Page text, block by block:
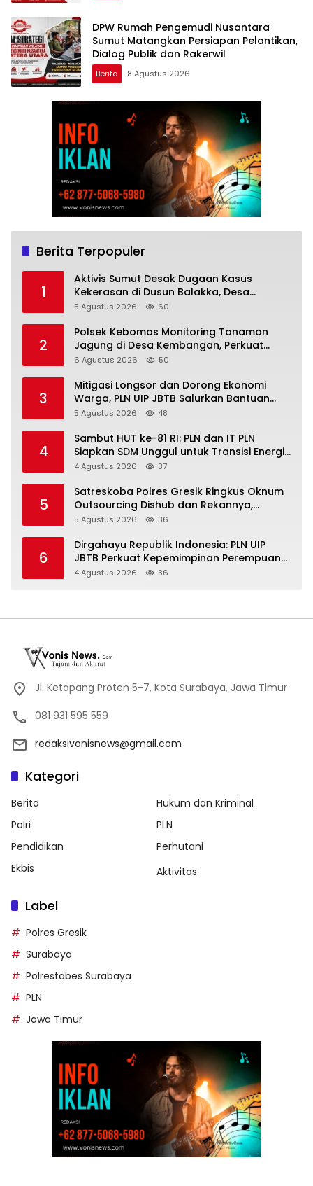
DPW Rumah Pengemudi Nusantara
Sumut Matangkan Persiapan Pelantikan,
Dialog Publik dan Rakerwil
Berita 8 Agustus 2026
Berita Terpopuler
1
Aktivis Sumut Desak Dugaan Kasus
Kekerasan di Dusun Balakka, Desa
Gunung Malintang Diusut Tuntas
5 Agustus 2026 60
2
Polsek Kebomas Monitoring Tanaman
Jagung di Desa Kembangan, Perkuat
Dukungan Ketahanan Pangan Nasional
6 Agustus 2026 50
3
Mitigasi Longsor dan Dorong Ekonomi
Warga, PLN UIP JBTB Salurkan Bantuan
Konservasi 4.000 Pohon Aren Genjah Asal
5 Agustus 2026 48
4
Sambut HUT ke-81 RI: PLN dan IT PLN
Siapkan SDM Unggul untuk Transisi Energi
Lewat Pelatihan Energi Terbarukan bagi
4 Agustus 2026 37
5
Satreskoba Polres Gresik Ringkus Oknum
Outsourcing Dishub dan Rekannya,
Diduga Edarkan Sabu Jaringan Bangkalan
5 Agustus 2026 36
6
Dirgahayu Republik Indonesia: PLN UIP
JBTB Perkuat Kepemimpinan Perempuan
melalui Srikandi Movement 2026
4 Agustus 2026 36
Jl. Ketapang Proten 5-7, Kota Surabaya, Jawa Timur
081 931 595 559
redaksivonisnews@gmail.com
Kategori
Berita
Hukum dan Kriminal
Polri
PLN
Pendidikan
Perhutani
Ekbis
Aktivitas
Label
Polres Gresik
Surabaya
Polrestabes Surabaya
PLN
Jawa Timur